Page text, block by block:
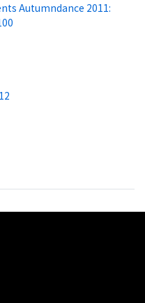
Autumndance 2011: